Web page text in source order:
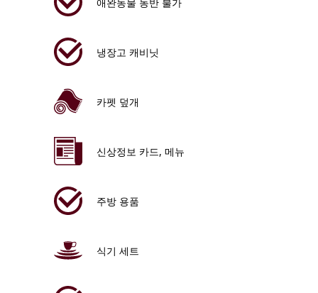
냉장고 캐비닛
카펫 덮개
신상정보 카드, 메뉴
주방 용품
식기 세트